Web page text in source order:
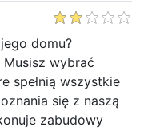
domu?
wybrać
spełnią wszystkie
się z naszą
zabudowy